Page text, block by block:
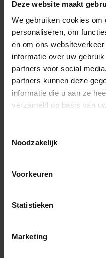
Deze website maakt
We gebruiken cookies
personaliseren, om
en om ons
informatie over uw
partners voor social
partners kunnen deze
informatie die u aan ze
verzameld op basis van
Noodzakelijk
Voorkeuren
Statistieken
Marketing